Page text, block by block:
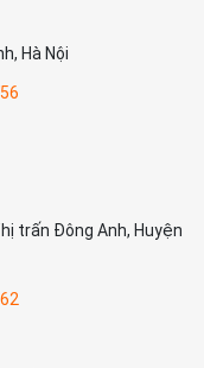
Hà Nội
trấn Đông Anh, Huyện